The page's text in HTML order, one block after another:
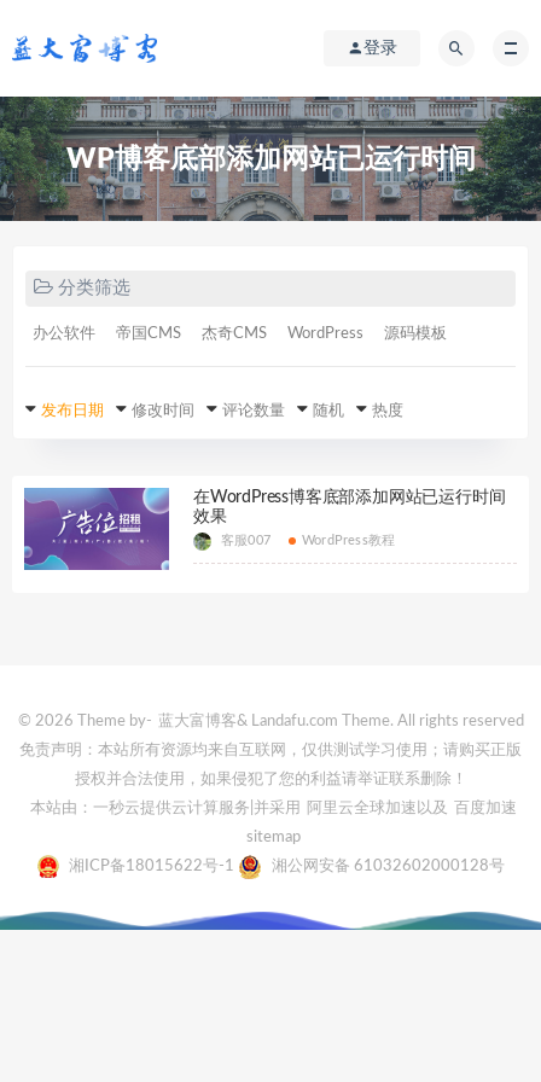
登录
WP博客底部添加网站已运行时间
分类筛选
办公软件 帝国CMS 杰奇CMS WordPress 源码模板
发布日期 修改时间 评论数量 随机 热度
在WordPress博客底部添加网站已运行时间
效果
客服007 WordPress教程
© 2026 Theme by- 蓝大富博客& Landafu.com Theme. All rights reserved
免责声明：本站所有资源均来自互联网，仅供测试学习使用；请购买正版
授权并合法使用，如果侵犯了您的利益请举证联系删除！
本站由：一秒云提供云计算服务 |并采用 阿里云全球加速 以及
百度加速
sitemap
湘ICP备18015622号-1
湘公网安备 61032602000128号